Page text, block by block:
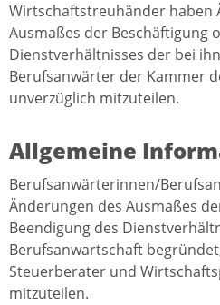
Wirtschaftstreuhänder haben
Ausmaßes der Beschäftigung
Dienstverhältnisses der bei
Berufsanwärter der Kammer
unverzüglich mitzuteilen.
Allgemeine
Berufsanwärterinnen/
Änderungen des Ausmaßes
Beendigung des
Berufsanwartschaft
Steuerberater und
mitzuteilen.